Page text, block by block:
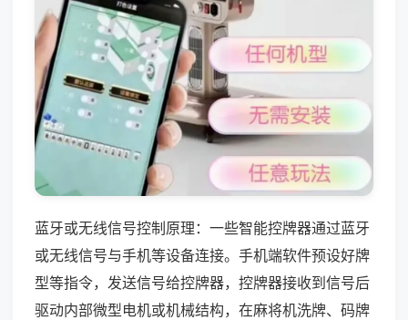
蓝牙或无线信号控制原理：一些智能控牌器通过蓝牙
或无线信号与手机等设备连接。手机端软件预设好牌
型等指令，发送信号给控牌器，控牌器接收到信号后
驱动内部微型电机或机械结构，在麻将机洗牌、码牌